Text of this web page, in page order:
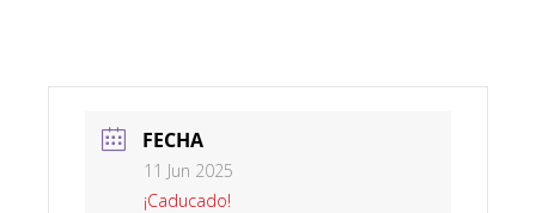
FECHA
11 Jun 2025
¡Caducado!